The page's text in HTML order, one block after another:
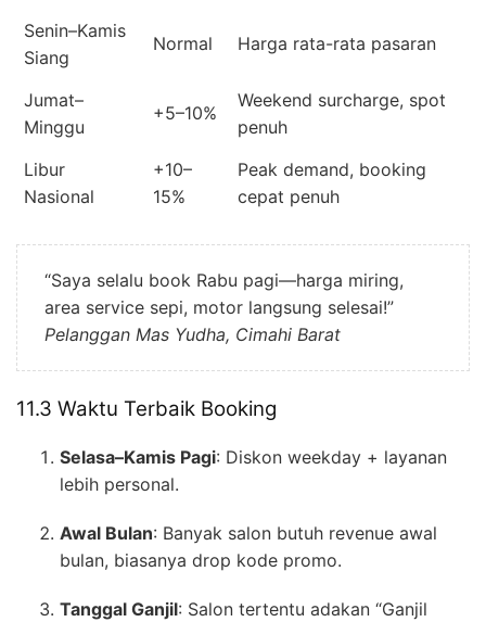
Senin–Kamis
Siang
Normal Harga rata-rata pasaran
Jumat–
Minggu
+5–10%
Weekend surcharge, spot
penuh
Libur
Nasional
+10–
15%
Peak demand, booking
cepat penuh
“Saya selalu book Rabu pagi—harga miring,
area service sepi, motor langsung selesai!”
Pelanggan Mas Yudha, Cimahi Barat
11.3 Waktu Terbaik Booking
Selasa–Kamis Pagi: Diskon weekday + layanan
lebih personal.
Awal Bulan: Banyak salon butuh revenue awal
bulan, biasanya drop kode promo.
Tanggal Ganjil: Salon tertentu adakan “Ganjil